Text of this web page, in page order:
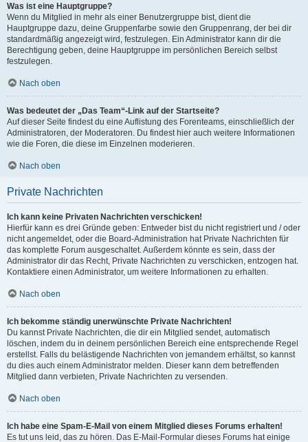
Was ist eine Hauptgruppe?
Wenn du Mitglied in mehr als einer Benutzergruppe bist, dient die
Hauptgruppe dazu, deine Gruppenfarbe sowie den Gruppenrang, der bei dir
standardmäßig angezeigt wird, festzulegen. Ein Administrator kann dir die
Berechtigung geben, deine Hauptgruppe im persönlichen Bereich selbst
festzulegen.
Nach oben
Was bedeutet der „Das Team“-Link auf der Startseite?
Auf dieser Seite findest du eine Auflistung des Forenteams, einschließlich der
Administratoren, der Moderatoren. Du findest hier auch weitere Informationen
wie die Foren, die diese im Einzelnen moderieren.
Nach oben
Private Nachrichten
Ich kann keine Privaten Nachrichten verschicken!
Hierfür kann es drei Gründe geben: Entweder bist du nicht registriert und / oder
nicht angemeldet, oder die Board-Administration hat Private Nachrichten für
das komplette Forum ausgeschaltet. Außerdem könnte es sein, dass der
Administrator dir das Recht, Private Nachrichten zu verschicken, entzogen hat.
Kontaktiere einen Administrator, um weitere Informationen zu erhalten.
Nach oben
Ich bekomme ständig unerwünschte Private Nachrichten!
Du kannst Private Nachrichten, die dir ein Mitglied sendet, automatisch
löschen, indem du in deinem persönlichen Bereich eine entsprechende Regel
erstellst. Falls du belästigende Nachrichten von jemandem erhältst, so kannst
du dies auch einem Administrator melden. Dieser kann dem betreffenden
Mitglied dann verbieten, Private Nachrichten zu versenden.
Nach oben
Ich habe eine Spam-E-Mail von einem Mitglied dieses Forums erhalten!
Es tut uns leid, das zu hören. Das E-Mail-Formular dieses Forums hat einige